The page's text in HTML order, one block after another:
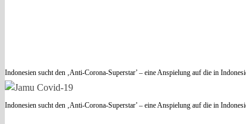
Indonesien sucht den ‚Anti-Corona-Superstar’ – eine Anspielung auf die in
Indonesien sucht den ‚Anti-Corona-Superstar’ – eine Anspielung auf die in